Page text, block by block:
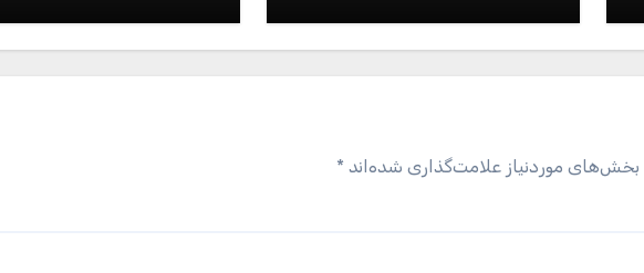
بخش‌های موردنیاز علامت‌گذاری شده‌اند *